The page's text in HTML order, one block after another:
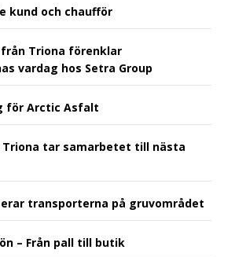
kund och chaufför
Triona förenklar
vardag hos Setra Group
för Arctic Asfalt
tar samarbetet till nästa
transporterna på gruvområdet
– Från pall till butik